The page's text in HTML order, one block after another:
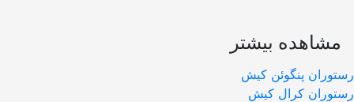
مشاهده بیشتر
رستوران پنگوئن کیش
رستوران کرال کیش